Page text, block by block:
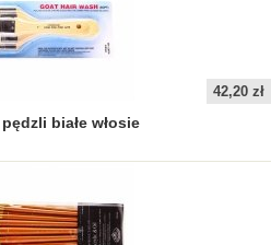
42,20 zł
białe włosie